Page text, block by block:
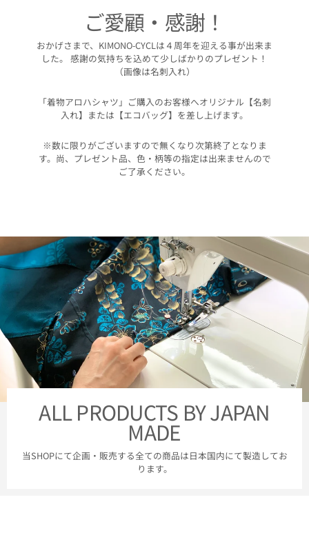
ご愛顧・感謝！
おかげさまで、KIMONO-CYCLは４周年を迎える事が出来ま
した。 感謝の気持ちを込めて少しばかりのプレゼント！
（画像は名刺入れ）
「着物アロハシャツ」ご購入のお客様へオリジナル【名刺
入れ】または【エコバッグ】を差し上げます。
※数に限りがございますので無くなり次第終了となりま
す。尚、プレゼント品、色・柄等の指定は出来ませんので
ご了承ください。
ALL PRODUCTS BY JAPAN
MADE
当SHOPにて企画・販売する全ての商品は日本国内にて製造してお
ります。